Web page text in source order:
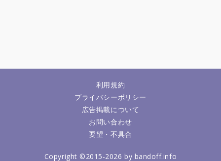
利用規約
プライバシーポリシー
広告掲載について
お問い合わせ
要望・不具合
Copyright ©2015-2026 by bandoff.info